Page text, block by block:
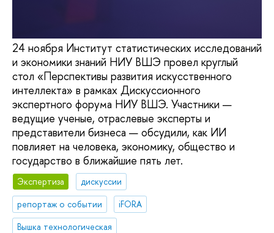
24 ноября Институт статистических исследований
и экономики знаний НИУ ВШЭ провел круглый
стол «Перспективы развития искусственного
интеллекта» в рамках Дискуссионного
экспертного форума НИУ ВШЭ. Участники —
ведущие ученые, отраслевые эксперты и
представители бизнеса — обсудили, как ИИ
повлияет на человека, экономику, общество и
государство в ближайшие пять лет.
Экспертиза
дискуссии
репортаж о событии
iFORA
Вышка технологическая